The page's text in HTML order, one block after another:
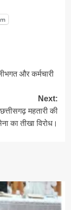
और कर्मचारी
Next:
महतारी की
का तीखा विरोध।